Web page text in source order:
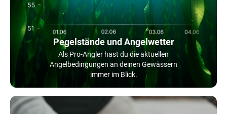
Pegelstände und Angelwetter
Als Pro-Angler hast du die aktuellen
Angelbedingungen an deinen Gewässern
immer im Blick.